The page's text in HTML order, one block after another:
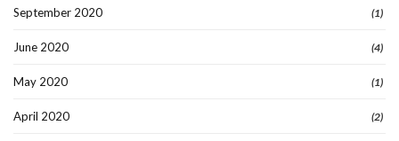
September 2020 (1)
June 2020 (4)
May 2020 (1)
April 2020 (2)